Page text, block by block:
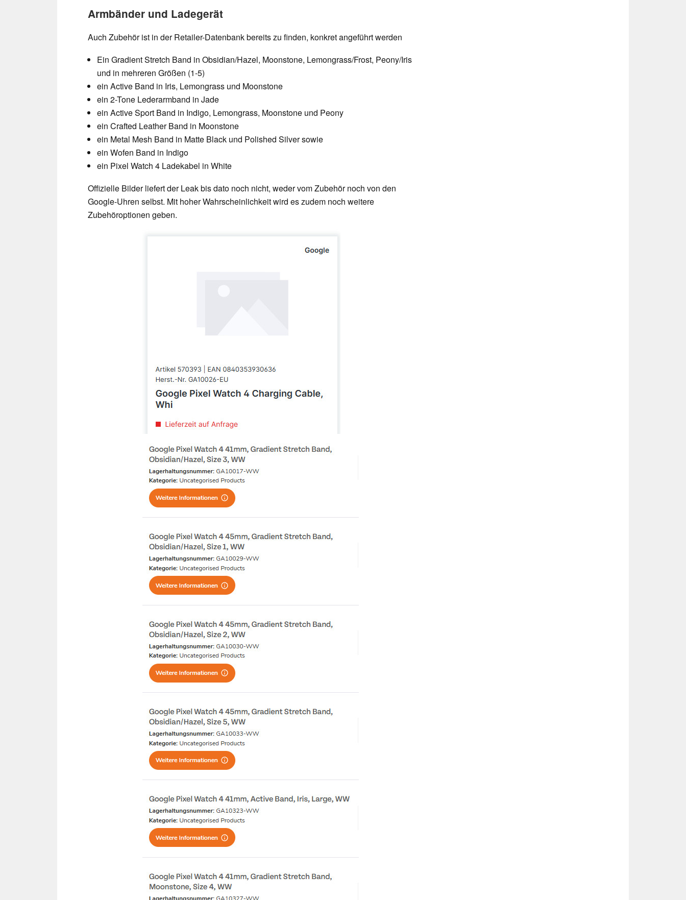
Armbänder und Ladegerät
Auch Zubehör ist in der Retailer-Datenbank bereits zu finden, konkret angeführt werden
Ein Gradient Stretch Band in Obsidian/Hazel, Moonstone, Lemongrass/Frost, Peony/Iris
und in mehreren Größen (1-5)
ein Active Band in Iris, Lemongrass und Moonstone
ein 2-Tone Lederarmband in Jade
ein Active Sport Band in Indigo, Lemongrass, Moonstone und Peony
ein Crafted Leather Band in Moonstone
ein Metal Mesh Band in Matte Black und Polished Silver sowie
ein Wofen Band in Indigo
ein Pixel Watch 4 Ladekabel in White
Offizielle Bilder liefert der Leak bis dato noch nicht, weder vom Zubehör noch von den
Google-Uhren selbst. Mit hoher Wahrscheinlichkeit wird es zudem noch weitere
Zubehöroptionen geben.